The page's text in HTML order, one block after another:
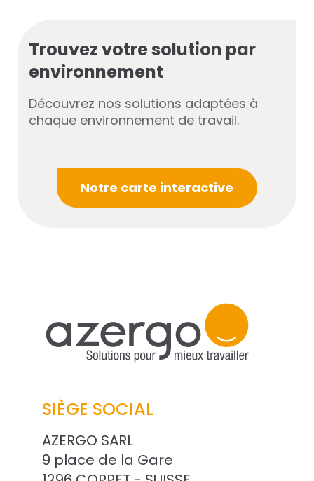
Trouvez votre solution par
environnement
Découvrez nos solutions adaptées à
chaque environnement de travail.
Notre carte interactive
SIÈGE SOCIAL
AZERGO SARL
9 place de la Gare